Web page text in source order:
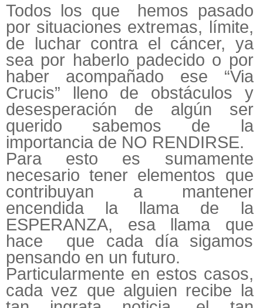
Todos los que hemos pasado
por situaciones extremas, límite,
de luchar contra el cáncer, ya
sea por haberlo padecido o por
haber acompañado ese “Via
Crucis” lleno de obstáculos y
desesperación de algún ser
querido sabemos de la
importancia de NO RENDIRSE.
Para esto es sumamente
necesario tener elementos que
contribuyan a mantener
encendida la llama de la
ESPERANZA, esa llama que
hace que cada día sigamos
pensando en un futuro.
Particularmente en estos casos,
cada vez que alguien recibe la